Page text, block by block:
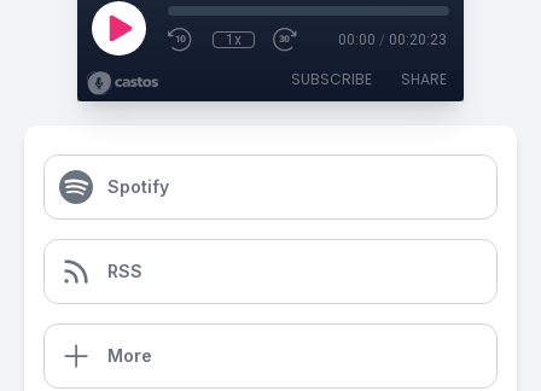
1x 00:00 / 00:20:23
SUBSCRIBE SHARE
Spotify
RSS
More